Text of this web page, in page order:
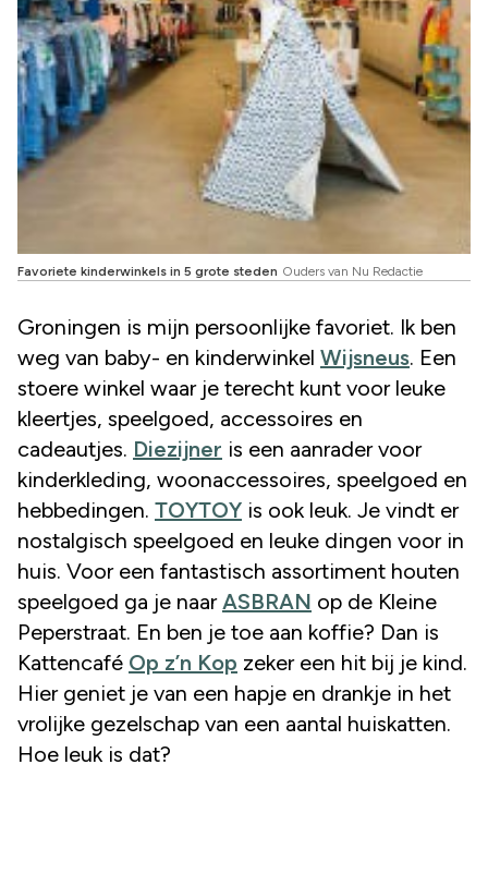
Favoriete kinderwinkels in 5 grote steden Ouders van Nu Redactie
Groningen is mijn persoonlijke favoriet. Ik ben
weg van baby- en kinderwinkel Wijsneus. Een
stoere winkel waar je terecht kunt voor leuke
kleertjes, speelgoed, accessoires en
cadeautjes. Diezijner is een aanrader voor
kinderkleding, woonaccessoires, speelgoed en
hebbedingen. TOYTOY is ook leuk. Je vindt er
nostalgisch speelgoed en leuke dingen voor in
huis. Voor een fantastisch assortiment houten
speelgoed ga je naarASBRAN op de Kleine
Peperstraat. En ben je toe aan koffie? Dan is
Kattencafé Op z’n Kop zeker een hit bij je kind.
Hier geniet je van een hapje en drankje in het
vrolijke gezelschap van een aantal huiskatten.
Hoe leuk is dat?